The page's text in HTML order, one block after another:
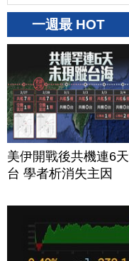
一週最 HOT
美伊開戰後共機連6
台 學者析消失主因